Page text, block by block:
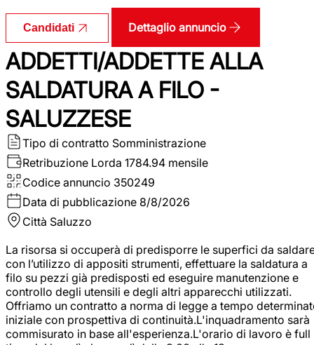
Candidati Dettaglio annuncio
ADDETTI/ADDETTE ALLA
SALDATURA A FILO -
SALUZZESE
Tipo di contratto Somministrazione
Retribuzione Lorda 1784.94 mensile
Codice annuncio 350249
Data di pubblicazione 8/8/2026
Città Saluzzo
La risorsa si occuperà di predisporre le superfici da
con l’utilizzo di appositi strumenti, effettuare la saldatura a
filo su pezzi già predisposti ed eseguire manutenzione e
controllo degli utensili e degli altri apparecchi utilizzati.
Offriamo un contratto a norma di legge a tempo
iniziale con prospettiva di continuità.L'inquadramento sarà
commisurato in base all'esperienza.L'orario di lavoro è full